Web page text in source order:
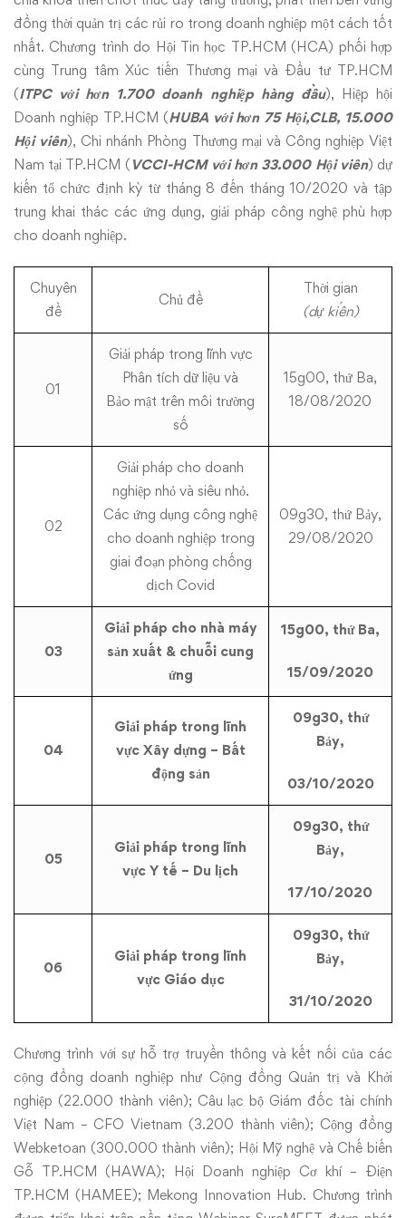
đồng thời quản trị các rủi ro trong doanh nghiệp một cách tốt
nhất. Chương trình do Hội Tin học TP.HCM (HCA) phối hợp
cùng Trung tâm Xúc tiến Thương mại và Đầu tư TP.HCM
(ITPC với hơn 1.700 doanh nghiệp hàng đầu), Hiệp hội
Doanh nghiệp TP.HCM (HUBA với hơn 75 Hội,CLB, 15.000
Hội viên), Chi nhánh Phòng Thương mại và Công nghiệp Việt
Nam tại TP.HCM ( VCCI-HCM với hơn 33.000 Hội viên) dự
kiến tổ chức định kỳ từ tháng 8 đến tháng 10/2020 và tập
trung khai thác các ứng dụng, giải pháp công nghệ phù hợp
cho doanh nghiệp.
Chuyên
đề
Chủ đề
Thời gian
(dự kiến)
01
Giải pháp trong lĩnh vực
Phân tích dữ liệu và
Bảo mật trên môi trường
số
15g00, thứ Ba,
18/08/2020
02
Giải pháp cho doanh
nghiệp nhỏ và siêu nhỏ.
Các ứng dụng công nghệ
cho doanh nghiệp trong
giai đoạn phòng chống
dịch Covid
09g30, thứ Bảy,
29/08/2020
03
Giải pháp cho nhà máy
sản xuất & chuỗi cung
ứng
15g00, thứ Ba,
15/09/2020
04
Giải pháp trong lĩnh
vực Xây dựng – Bất
động sản
09g30, thứ
Bảy,
03/10/2020
05
Giải pháp trong lĩnh
vực Y tế – Du lịch
09g30, thứ
Bảy,
17/10/2020
06
Giải pháp trong lĩnh
vực Giáo dục
09g30, thứ
Bảy,
31/10/2020
Chương trình với sự hỗ trợ truyền thông và kết nối của các
cộng đồng doanh nghiệp như Cộng đồng Quản trị và Khởi
nghiệp (22.000 thành viên); Câu lạc bộ Giám đốc tài chính
Việt Nam – CFO Vietnam (3.200 thành viên); Cộng đồng
Webketoan (300.000 thành viên); Hội Mỹ nghệ và Chế biến
Gỗ TP.HCM (HAWA); Hội Doanh nghiệp Cơ khí – Điện
TP.HCM (HAMEE); Mekong Innovation Hub. Chương trình